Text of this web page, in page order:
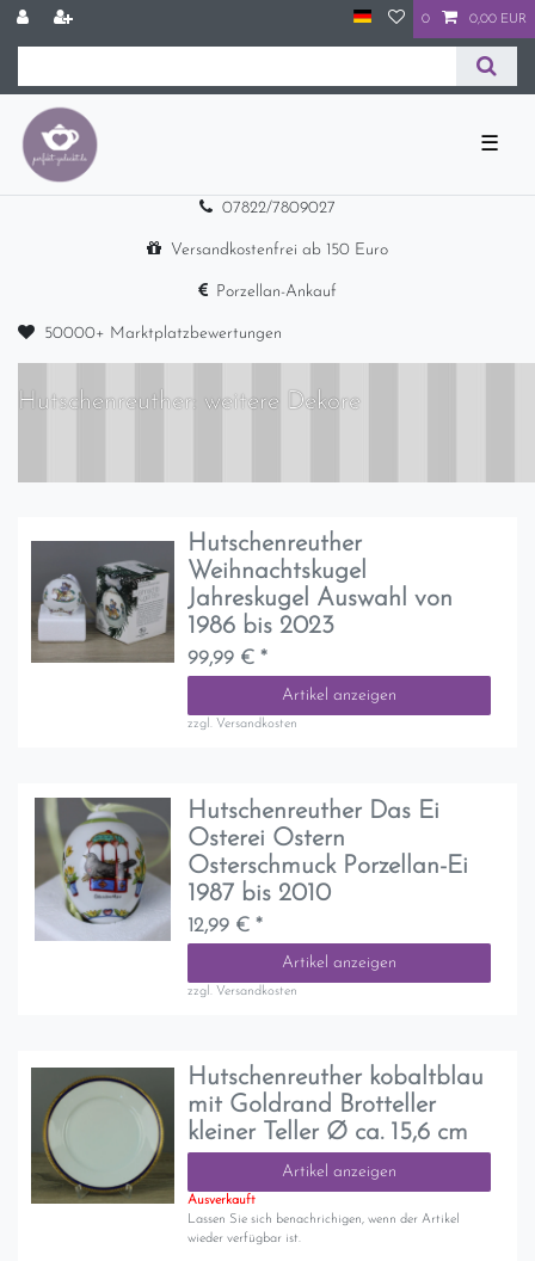
0 0,00 EUR
☰
07822/7809027
Versandkostenfrei ab 150 Euro
Porzellan-Ankauf
50000+ Marktplatzbewertungen
Hutschenreuther: weitere Dekore
Hutschenreuther
Weihnachtskugel
Jahreskugel Auswahl von
1986 bis 2023
99,99 € *
Artikel anzeigen
zzgl. Versandkosten
Hutschenreuther Das Ei
Osterei Ostern
Osterschmuck Porzellan-Ei
1987 bis 2010
12,99 € *
Artikel anzeigen
zzgl. Versandkosten
Hutschenreuther kobaltblau
mit Goldrand Brotteller
kleiner Teller Ø ca. 15,6 cm
Artikel anzeigen
Ausverkauft
Lassen Sie sich benachrichigen, wenn der Artikel
wieder verfügbar ist.